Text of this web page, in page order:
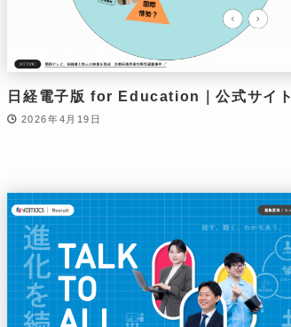
日経電子版 for Education｜公式サイト
2026年4月19日